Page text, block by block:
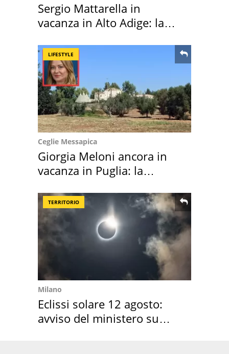
Sergio Mattarella in
vacanza in Alto Adige: la
LIFESTYLE
Ceglie Messapica
Giorgia Meloni ancora in
vacanza in Puglia: la
TERRITORIO
Milano
Eclissi solare 12 agosto:
avviso del ministero su